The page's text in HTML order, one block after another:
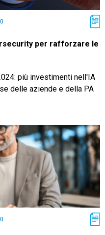
per rafforzare le
più investimenti nell'IA
delle aziende e della PA